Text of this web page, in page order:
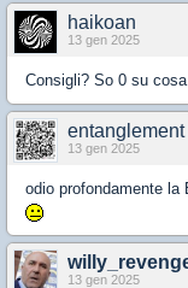
haikoan
13 gen 2025
Consigli? So 0 su
entanglement
13 gen 2025
odio profondamente
13 gen 2025